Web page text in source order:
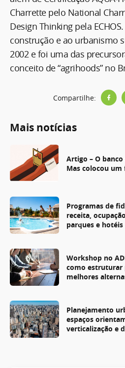
Charrette pelo National
Design Thinking pela
construção e ao urbanismo
2002 e foi uma das
conceito de “agrihoods” no
Compartilhe:
Mais notícias
Artigo – O
Mas colocou
Programas de
receita,
parques e hotéis
Workshop no
como estruturar
melhores
Planejamento
espaços
verticalização e